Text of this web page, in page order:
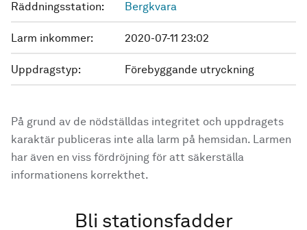
Räddningsstation: Bergkvara
Larm inkommer: 2020-07-11 23:02
Uppdragstyp: Förebyggande utryckning
På grund av de nödställdas integritet och uppdragets
karaktär publiceras inte alla larm på hemsidan. Larmen
har även en viss fördröjning för att säkerställa
informationens korrekthet.
Bli stationsfadder